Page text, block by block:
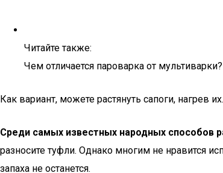
Читайте также:
Чем отличается пароварка от
Как вариант, можете растянуть сапоги, нагрев
Среди самых известных народных способов
разносите туфли. Однако многим не нравится
запаха не останется.